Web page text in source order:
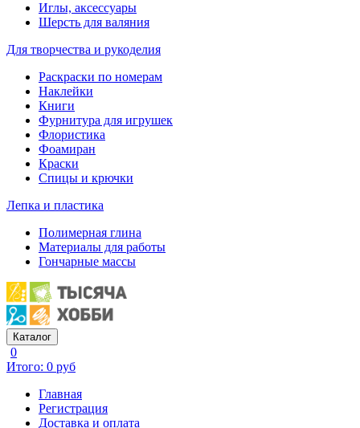
Иглы, аксессуары
Шерсть для валяния
Для творчества и рукоделия
Раскраски по номерам
Наклейки
Книги
Фурнитура для игрушек
Флористика
Фоамиран
Краски
Спицы и крючки
Лепка и пластика
Полимерная глина
Материалы для работы
Гончарные массы
Каталог
0
Итого: 0 руб
Главная
Регистрация
Доставка и оплата